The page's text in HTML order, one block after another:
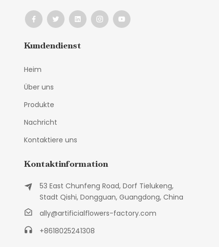
Kundendienst
Heim
Über uns
Produkte
Nachricht
Kontaktiere uns
Kontaktinformation
53 East Chunfeng Road, Dorf Tielukeng,
Stadt Qishi, Dongguan, Guangdong, China
ally@artificialflowers-factory.com
+8618025241308